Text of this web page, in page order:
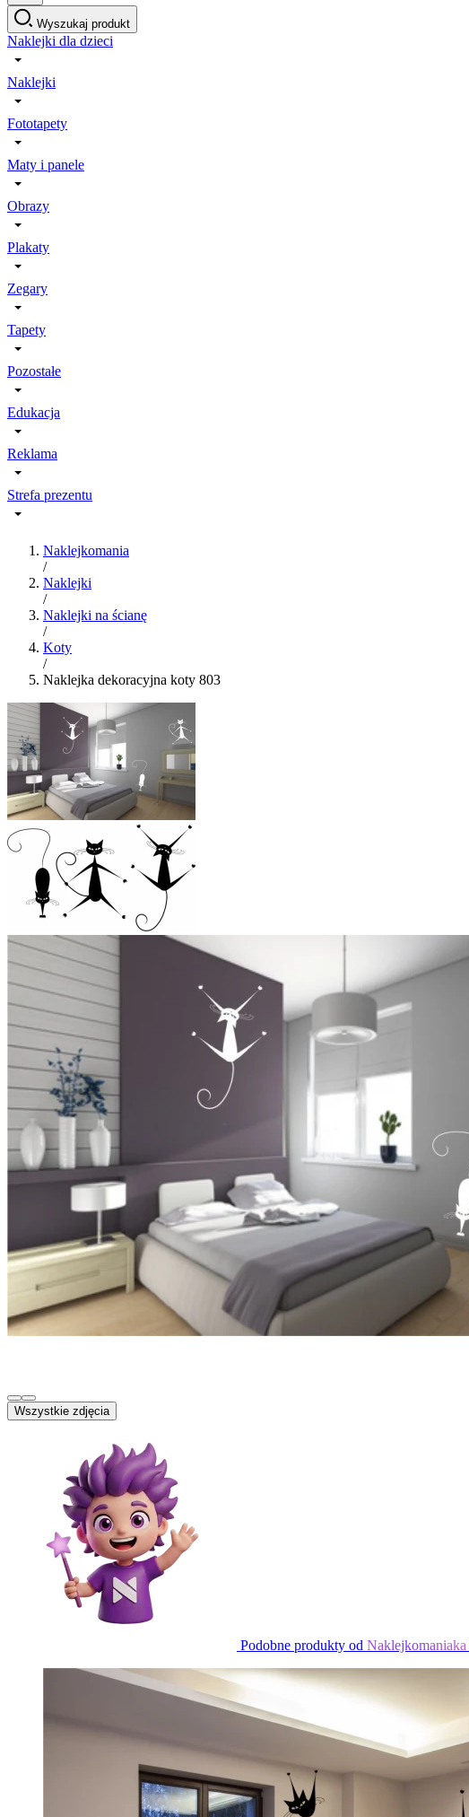
Wyszukaj produkt
Naklejki dla dzieci
Naklejki
Fototapety
Maty i panele
Obrazy
Plakaty
Zegary
Tapety
Pozostałe
Edukacja
Reklama
Strefa prezentu
Naklejkomania
/
Naklejki
/
Naklejki na ścianę
/
Koty
/
Naklejka dekoracyjna koty 803
Wszystkie zdjęcia
Podobne produkty od Naklejkomaniaka